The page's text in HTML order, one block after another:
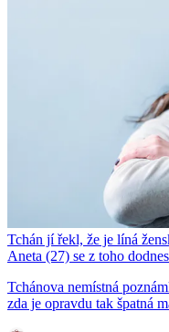
Tchán jí řekl, že je líná
Aneta (27) se z toho
Tchánova nemístná
zda je opravdu tak špatná